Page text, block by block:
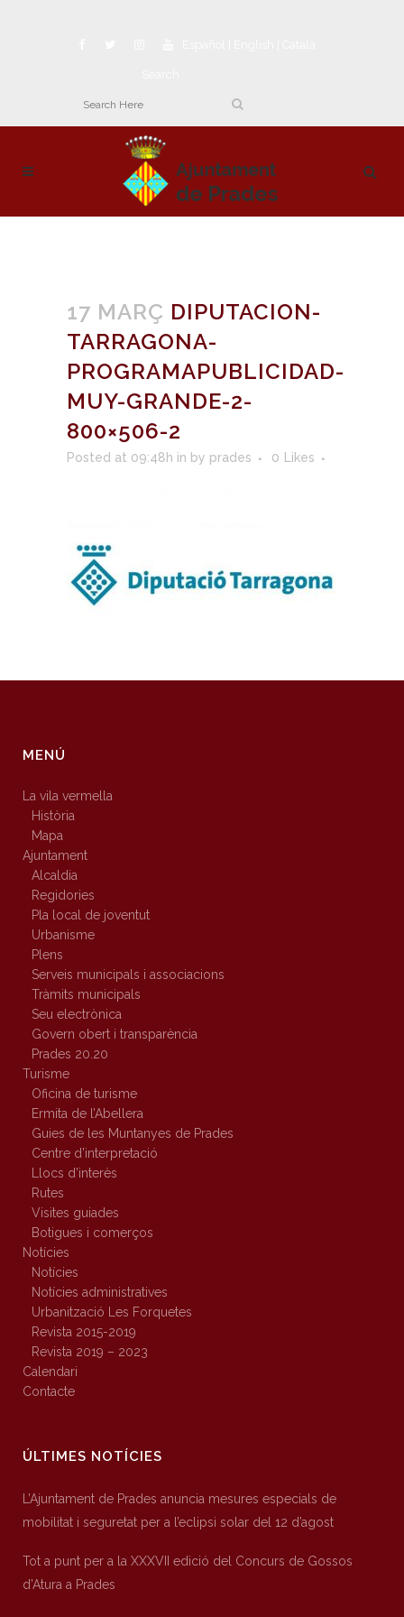
17 MARÇ DIPUTACION-
TARRAGONA-
PROGRAMAPUBLICIDAD-
MUY-GRANDE-2-
800×506-2
Posted at 09:48h in by prades 0 Likes
MENÚ
La vila vermella
Història
Mapa
Ajuntament
Alcaldia
Regidories
Pla local de joventut
Urbanisme
Plens
Serveis municipals i associacions
Tràmits municipals
Seu electrònica
Govern obert i transparència
Prades 20.20
Turisme
Oficina de turisme
Ermita de l’Abellera
Guies de les Muntanyes de Prades
Centre d’interpretació
Llocs d’interès
Rutes
Visites guiades
Botigues i comerços
Notícies
Notícies
Notícies administratives
Urbanització Les Forquetes
Revista 2015-2019
Revista 2019 – 2023
Calendari
Contacte
ÚLTIMES NOTÍCIES
L’Ajuntament de Prades anuncia mesures especials de
mobilitat i seguretat per a l’eclipsi solar del 12 d’agost
Tot a punt per a la XXXVII edició del Concurs de Gossos
d’Atura a Prades